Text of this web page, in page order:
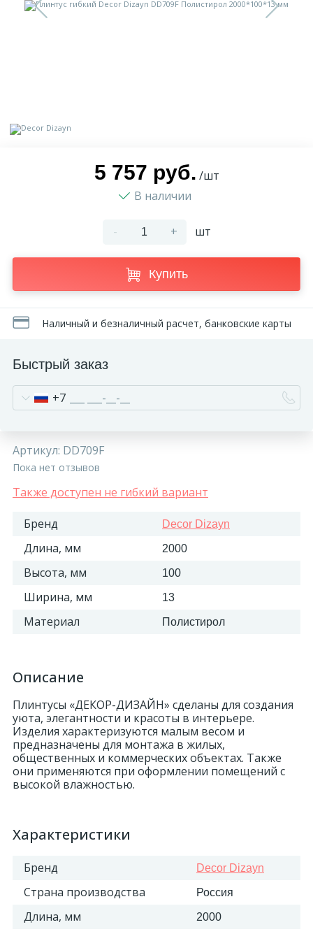
5 757 руб. /шт
В наличии
- + шт
Купить
Наличный и безналичный расчет, банковские карты
Быстрый заказ
+7
Артикул: DD709F
Пока нет отзывов
Также доступен не гибкий вариант
Бренд Decor Dizayn
Длина, мм 2000
Высота, мм 100
Ширина, мм 13
Материал Полистирол
Описание
Плинтусы «ДЕКОР-ДИЗАЙН» сделаны для создания
уюта, элегантности и красоты в интерьере.
Изделия характеризуются малым весом и
предназначены для монтажа в жилых,
общественных и коммерческих объектах. Также
они применяются при оформлении помещений с
высокой влажностью.
Характеристики
Бренд Decor Dizayn
Страна производства Россия
Длина, мм 2000
Доставка
Сотрудничество